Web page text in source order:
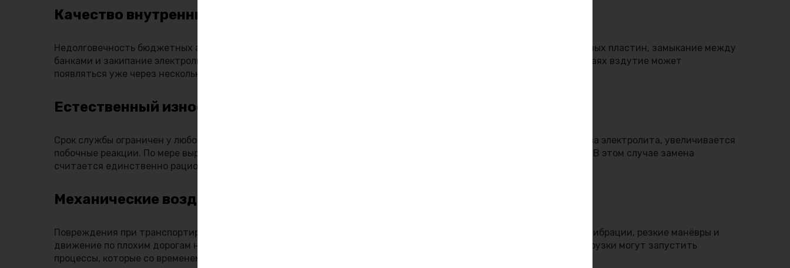
Качество внутренних компонентов
Недолговечность бюджетных аккумуляторов часто связана с качеством внутренних элементов. Осыпание свинцовых пластин, замыкание между
банками и закипание электролита развиваются быстрее при использовании упрощённых материалов. В таких случаях вздутие может
появляться уже через несколько месяцев эксплуатации.
Естественный износ
Срок службы ограничен у любой аккумуляторной батареи. Со временем деградируют электроды, меняются свойства электролита, увеличивается
побочные реакции. По мере выработки ресурса риск деформации корпуса возрастает независимо от цены батареи. В этом случае замена
считается единственно рациональным решением.
Механические воздействия
Повреждения при транспортировке, установке или эксплуатации также приводят к деформации. Удары, падения, вибрации, резкие манёвры и
движение по плохим дорогам нарушают целостность внутренних элементов. Даже без внешних трещин такие нагрузки могут запустить
процессы, которые со временем проявляются вздутием корпуса.